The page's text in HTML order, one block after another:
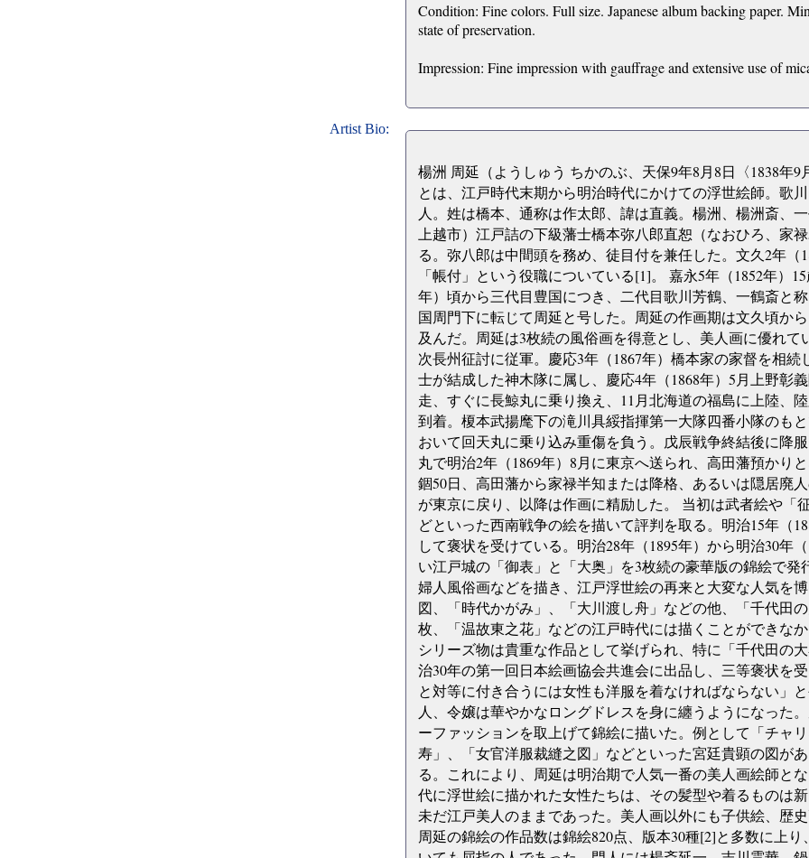
Condition: Fine colors. Full size. Japanese album backing paper.
state of preservation.
Impression: Fine impression with gauffrage and extensive use of
Artist Bio:
楊洲 周延（ようしゅう ちかのぶ、天保9年8月8日〈1838年9
とは、江戸時代末期から明治時代にかけての浮世絵師。歌
人。姓は橋本、通称は作太郎、諱は直義。楊洲、楊洲斎、
上越市）江戸詰の下級藩士橋本弥八郎直恕（なおひろ、家
る。弥八郎は中間頭を務め、徒目付を兼任した。文久2年（
「帳付」という役職についている[1]。 嘉永5年（1852年）
年）頃から三代目豊国につき、二代目歌川芳鶴、一鶴斎と
国周門下に転じて周延と号した。周延の作画期は文久頃か
及んだ。周延は3枚続の風俗画を得意とし、美人画に優れ
次長州征討に従軍。慶応3年（1867年）橋本家の家督を相
士が結成した神木隊に属し、慶応4年（1868年）5月上野彰
走、すぐに長鯨丸に乗り換え、11月北海道の福島に上陸、
到着。榎本武揚麾下の滝川具綏指揮第一大隊四番小隊のも
おいて回天丸に乗り込み重傷を負う。戊辰戦争終結後に降
丸で明治2年（1869年）8月に東京へ送られ、高田藩預かり
錮50日、高田藩から家禄半知または降格、あるいは隠居廃
が東京に戻り、以降は作画に精励した。 当初は武者絵や「
どといった西南戦争の絵を描いて評判を取る。明治15年（
して褒状を受けている。明治28年（1895年）から明治30年
い江戸城の「御表」と「大奥」を3枚続の豪華版の錦絵で
婦人風俗画などを描き、江戸浮世絵の再来と大変な人気を
図、「時代かがみ」、「大川渡し舟」などの他、「千代田
枚、「温故東之花」などの江戸時代には描くことができな
シリーズ物は貴重な作品として挙げられ、特に「千代田の
治30年の第一回日本絵画協会共進会に出品し、三等褒状を
と対等に付き合うには女性も洋服を着なければならない」
人、令嬢は華やかなロングドレスを身に纏うようになった
ーファッションを取上げて錦絵に描いた。例として「チャ
寿」、「女官洋服裁縫之図」などといった宮廷貴顕の図が
る。これにより、周延は明治期で人気一番の美人画絵師と
代に浮世絵に描かれた女性たちは、その髪型や着るものは
未だ江戸美人のままであった。美人画以外にも子供絵、歴
周延の錦絵の作品数は錦絵820点、版本30種[2]と多数に上